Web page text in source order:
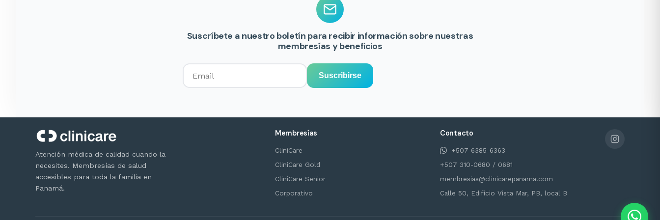
Suscríbete a nuestro boletín para recibir información sobre nuestras
membresías y beneficios
Suscribirse
Atención médica de calidad cuando la
necesites. Membresías de salud
accesibles para toda la familia en
Panamá.
Membresías
CliniCare
CliniCare Gold
CliniCare Senior
Corporativo
Contacto
+507 6385-6363
+507 310-0680 / 0681
membresias@clinicarepanama.com
Calle 50, Edificio Vista Mar, PB, local B